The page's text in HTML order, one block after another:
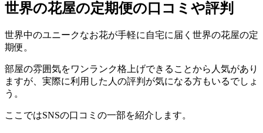
世界の花屋の定期便の口コミや評判
世界中のユニークなお花が手軽に自宅に届く世界の花屋の定
期便。
部屋の雰囲気をワンランク格上げできることから人気があり
ますが、実際に利用した人の評判が気になる方もいるでしょ
う。
ここではSNSの口コミの一部を紹介します。